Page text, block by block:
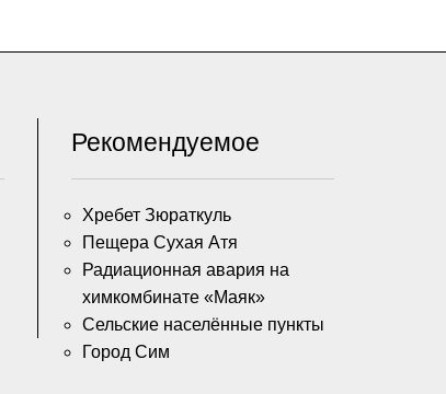
Рекомендуемое
Хребет Зюраткуль
Пещера Сухая Атя
Радиационная авария на
химкомбинате «Маяк»
Сельские населённые пункты
Город Сим